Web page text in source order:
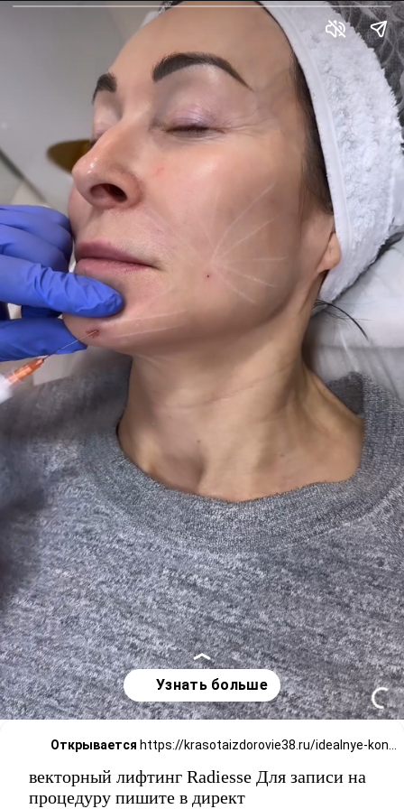
Открывается https://krasotaizdorovie38.ru/idealnye-kontury-lica-bez-operacii-za-odnu-proceduru/
векторный лифтинг Radiesse Для записи на
процедуру пишите в директ